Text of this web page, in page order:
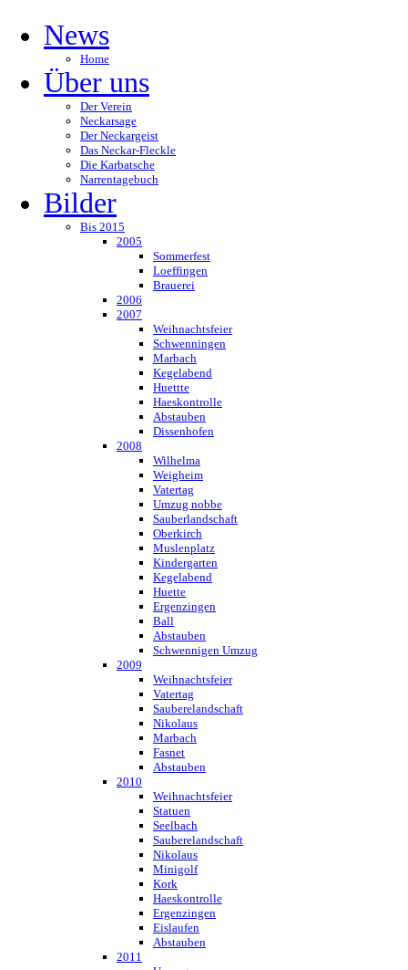
News
Home
Über uns
Der Verein
Neckarsage
Der Neckargeist
Das Neckar-Fleckle
Die Karbatsche
Narrentagebuch
Bilder
Bis 2015
2005
Sommerfest
Loeffingen
Brauerei
2006
2007
Weihnachtsfeier
Schwenningen
Marbach
Kegelabend
Huettte
Haeskontrolle
Abstauben
Dissenhofen
2008
Wilhelma
Weigheim
Vatertag
Umzug nobbe
Sauberlandschaft
Oberkirch
Muslenplatz
Kindergarten
Kegelabend
Huette
Ergenzingen
Ball
Abstauben
Schwennigen Umzug
2009
Weihnachtsfeier
Vatertag
Sauberelandschaft
Nikolaus
Marbach
Fasnet
Abstauben
2010
Weihnachtsfeier
Statuen
Seelbach
Sauberelandschaft
Nikolaus
Minigolf
Kork
Haeskontrolle
Ergenzingen
Eislaufen
Abstauben
2011